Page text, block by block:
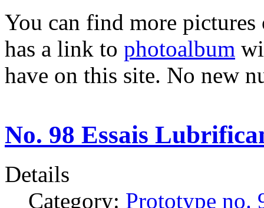
You can find more
has a link to photoalbum
have on this site. No new
No. 98 Essais
Details
Category: Prototype no.